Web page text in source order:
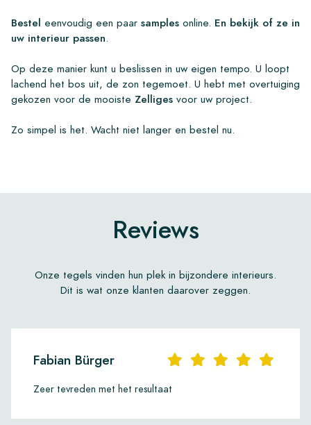
Bestel eenvoudig een paar samples online. En bekijk of ze in
uw interieur passen.
Op deze manier kunt u beslissen in uw eigen tempo. U loopt
lachend het bos uit, de zon tegemoet. U hebt met overtuiging
gekozen voor de mooiste Zelliges voor uw project.
Zo simpel is het. Wacht niet langer en bestel nu.
Reviews
Onze tegels vinden hun plek in bijzondere interieurs.
Dit is wat onze klanten daarover zeggen.
Fabian Bürger
Zeer tevreden met het resultaat